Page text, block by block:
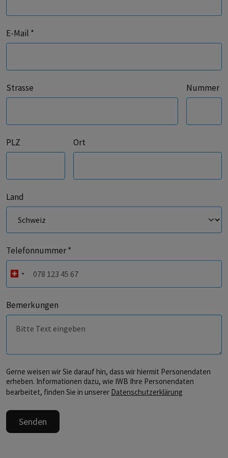
E-Mail *
Strasse Nummer
PLZ Ort
Land
Telefonnummer *
Bemerkungen
Gerne weisen wir Sie darauf hin, dass wir hiermit Personendaten
erheben. Informationen dazu, wie IWB Ihre Personendaten
bearbeitet, finden Sie in unserer Datenschutzerklärung
Senden